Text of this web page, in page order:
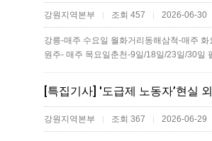
강원지역본부 | 조회 457 | 2026-06-30
강릉-매주 수요일 월화거리동해삼척-매주
원주- 매주 목요일​춘천-9일/18일/23일/30일
[특집기사] '도급제 노동자’현실
강원지역본부 | 조회 367 | 2026-06-29